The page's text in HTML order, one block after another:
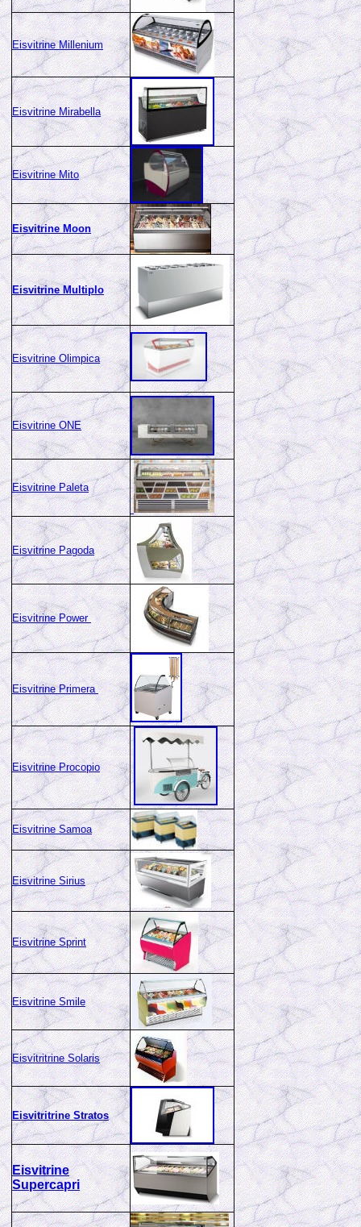
Eisvitrine Millenium
Eisvitrine Mirabella
Eisvitrine Mito
Eisvitrine Moon
Eisvitrine Multiplo
Eisvitrine Olimpica
Eisvitrine ONE
Eisvitrine Paleta
Eisvitrine Pagoda
Eisvitrine Power
Eisvitrine Primera
Eisvitrine Procopio
Eisvitrine Samoa
Eisvitrine Sirius
Eisvitrine Sprint
Eisvitrine Smile
Eisvitritrine Solaris
Eisvitritrine Stratos
Eisvitrine
Supercapri